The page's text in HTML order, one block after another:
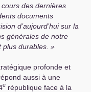
des dernières
documents
d’aujourd’hui sur la
générales de notre
durables.
profonde et
aussi à une
e république face à la